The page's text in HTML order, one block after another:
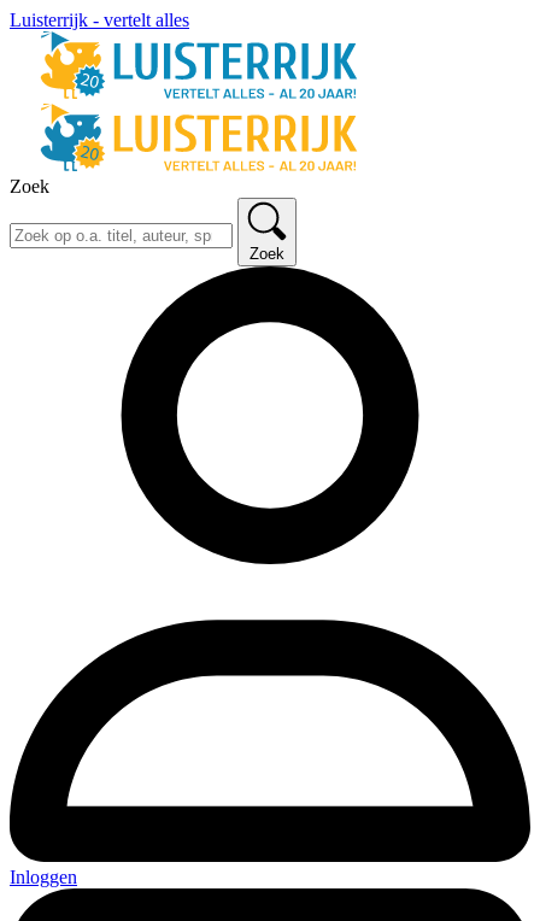
Luisterrijk - vertelt alles
Zoek
Zoek
Inloggen